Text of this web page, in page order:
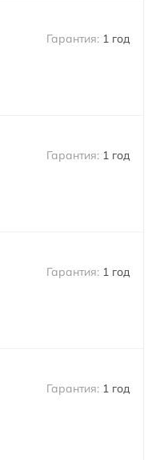
1 год
1 год
1 год
1 год